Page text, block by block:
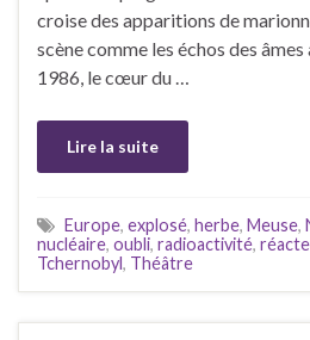
croise des apparitions de
scène comme les échos des
1986, le cœur du …
Lire la suite
Europe, explosé, herbe, Meuse,
nucléaire, oubli, radioactivité,
Tchernobyl, Théâtre